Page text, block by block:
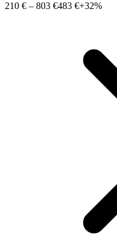
210 € – 803 €483 €+32%